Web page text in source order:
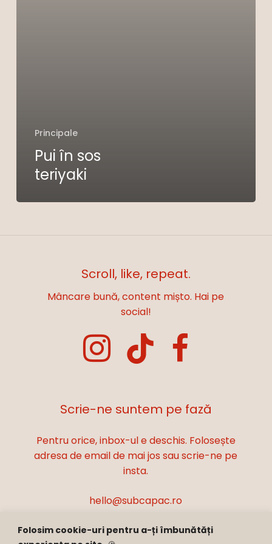
Folosim cookie-uri pentru a-ți îmbunătăți
Nu ai niciun produs în coș.
Principale
Pui în sos
teriyaki
Scroll, like, repeat.
Mâncare bună, content mișto. Hai pe
social!
Scrie-ne suntem pe fază
Pentru orice, inbox-ul e deschis. Folosește
adresa de email de mai jos sau scrie-ne pe
insta.
hello@subcapac.ro